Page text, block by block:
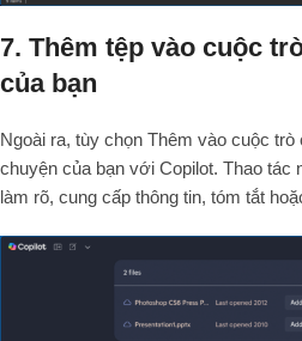
7. Thêm tệp vào cuộc
của bạn
Ngoài ra, tùy chọn Thêm vào cuộc
chuyện của bạn với Copilot. Thao tác
làm rõ, cung cấp thông tin, tóm tắt